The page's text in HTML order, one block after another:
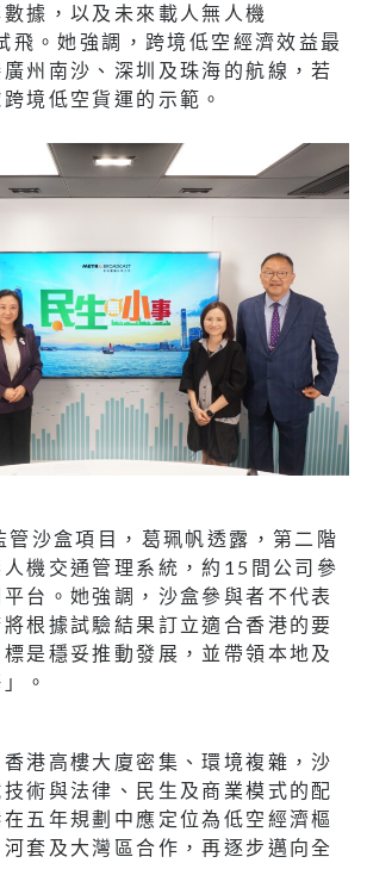
據，以及未來載人無人機
飛。她強調，跨境低空經濟效益最
州南沙、深圳及珠海的航線，若
境低空貨運的示範。
管沙盒項目，葛珮帆透露，第二階
機交通管理系統，約15間公司參
台。她強調，沙盒參與者不代表
根據試驗結果訂立適合香港的要
是穩妥推動發展，並帶領本地及
。
港高樓大廈密集、環境複雜，沙
術與法律、民生及商業模式的配
五年規劃中應定位為低空經濟樞
套及大灣區合作，再逐步邁向全